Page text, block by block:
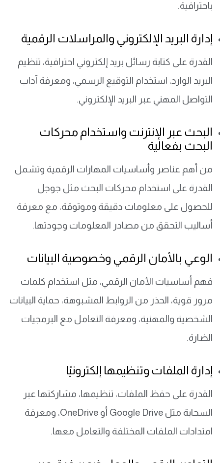
باحترافية.
إدارة البريد الإلكتروني والمراسلات الرقمية
القدرة على كتابة رسائل بريد إلكتروني احترافية، تنظيم
البريد الوارد، استخدام التوقيع الرسمي، ومعرفة آداب
التواصل المهني عبر البريد الإلكتروني.
البحث عبر الإنترنت واستخدام محركات
البحث بفعالية
من أهم عناصر وأساسيات المهارات الرقمية وتشمل
القدرة على استخدام محركات البحث مثل جوجل
للحصول على معلومات دقيقة وموثوقة، مع معرفة
أساليب التحقق من مصادر المعلومات وجودتها.
الوعي بالأمان الرقمي وخصوصية البيانات
فهم أساسيات الأمان الرقمي، مثل استخدام كلمات
مرور قوية، الحذر من الروابط المشبوهة، حماية البيانات
الشخصية والمهنية، ومعرفة التعامل مع البرمجيات
الضارة.
إدارة الملفات وتنظيمها إلكترونيًا
القدرة على حفظ الملفات، تنظيمها، مشاركتها عبر
السحابة مثل Google Drive أو OneDrive، ومعرفة
امتدادات الملفات المختلفة والتعامل معها.